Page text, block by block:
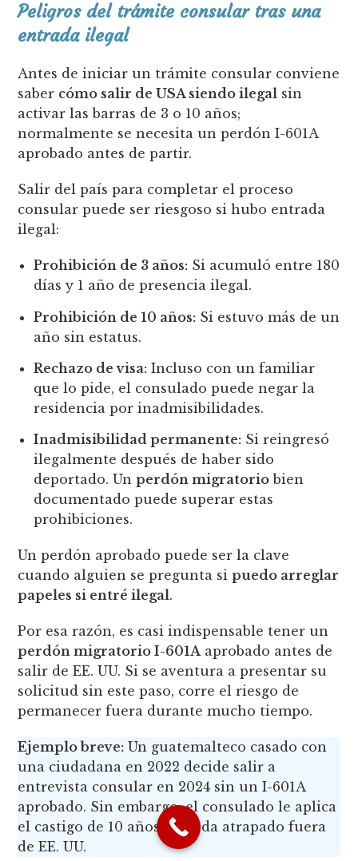
Peligros del trámite consular tras una
entrada ilegal
Antes de iniciar un trámite consular conviene
saber cómo salir de USA siendo ilegal sin
activar las barras de 3 o 10 años;
normalmente se necesita un perdón I-601A
aprobado antes de partir.
Salir del país para completar el proceso
consular puede ser riesgoso si hubo entrada
ilegal:
Prohibición de 3 años: Si acumuló entre 180
días y 1 año de presencia ilegal.
Prohibición de 10 años: Si estuvo más de un
año sin estatus.
Rechazo de visa: Incluso con un familiar
que lo pide, el consulado puede negar la
residencia por inadmisibilidades.
Inadmisibilidad permanente: Si reingresó
ilegalmente después de haber sido
deportado. Unperdón migratorio bien
documentado puede superar estas
prohibiciones.
Un perdón aprobado puede ser la clave
cuando alguien se pregunta sipuedo arreglar
papeles si entré ilegal.
Por esa razón, es casi indispensable tener un
perdón migratorio I-601Aaprobado antes de
salir de EE. UU. Si se aventura a presentar su
solicitud sin este paso, corre el riesgo de
permanecer fuera durante mucho tiempo.
Ejemplo breve: Un guatemalteco casado con
una ciudadana en 2022 decide salir a
entrevista consular en 2024 sin un I-601A
aprobado. Sin embargo, el consulado le aplica
el castigo de 10 años y queda atrapado fuera
de EE. UU.